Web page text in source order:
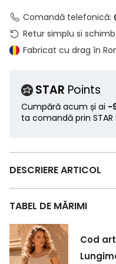
Comandă telefonică:
Retur simplu si
Fabricat cu drag în
STAR Points
Cumpără acum și ai -
ta comandă prin STAR
DESCRIERE ARTICOL
TABEL DE MĂRIMI
Cod